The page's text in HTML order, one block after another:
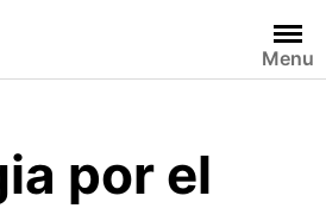
Menu
por el